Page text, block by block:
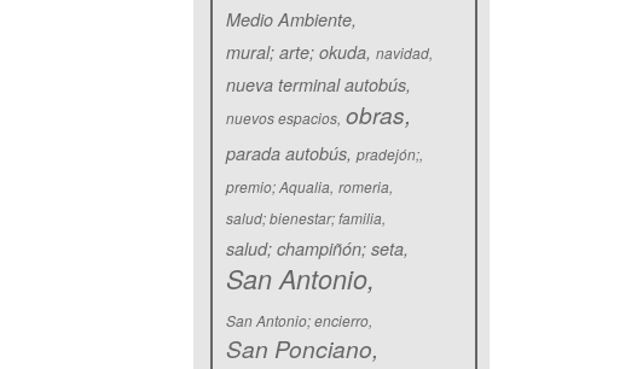
Medio Ambiente
mural; arte; okuda navidad
nueva terminal autobús
nuevos espacios obras
parada autobús pradejón;
premio; Aqualia romeria
salud; bienestar; familia
salud; champiñón; seta
San Antonio
San Antonio; encierro
San Ponciano